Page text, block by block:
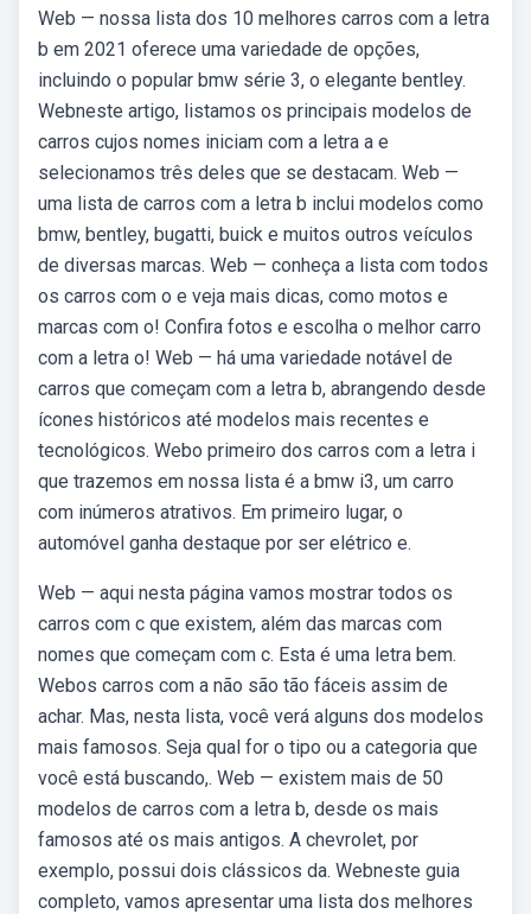
Web — nossa lista dos 10 melhores carros com a letra
b em 2021 oferece uma variedade de opções,
incluindo o popular bmw série 3, o elegante bentley.
Webneste artigo, listamos os principais modelos de
carros cujos nomes iniciam com a letra a e
selecionamos três deles que se destacam. Web —
uma lista de carros com a letra b inclui modelos como
bmw, bentley, bugatti, buick e muitos outros veículos
de diversas marcas. Web — conheça a lista com todos
os carros com o e veja mais dicas, como motos e
marcas com o! Confira fotos e escolha o melhor carro
com a letra o! Web — há uma variedade notável de
carros que começam com a letra b, abrangendo desde
ícones históricos até modelos mais recentes e
tecnológicos. Webo primeiro dos carros com a letra i
que trazemos em nossa lista é a bmw i3, um carro
com inúmeros atrativos. Em primeiro lugar, o
automóvel ganha destaque por ser elétrico e.
Web — aqui nesta página vamos mostrar todos os
carros com c que existem, além das marcas com
nomes que começam com c. Esta é uma letra bem.
Webos carros com a não são tão fáceis assim de
achar. Mas, nesta lista, você verá alguns dos modelos
mais famosos. Seja qual for o tipo ou a categoria que
você está buscando,. Web — existem mais de 50
modelos de carros com a letra b, desde os mais
famosos até os mais antigos. A chevrolet, por
exemplo, possui dois clássicos da. Webneste guia
completo, vamos apresentar uma lista dos melhores